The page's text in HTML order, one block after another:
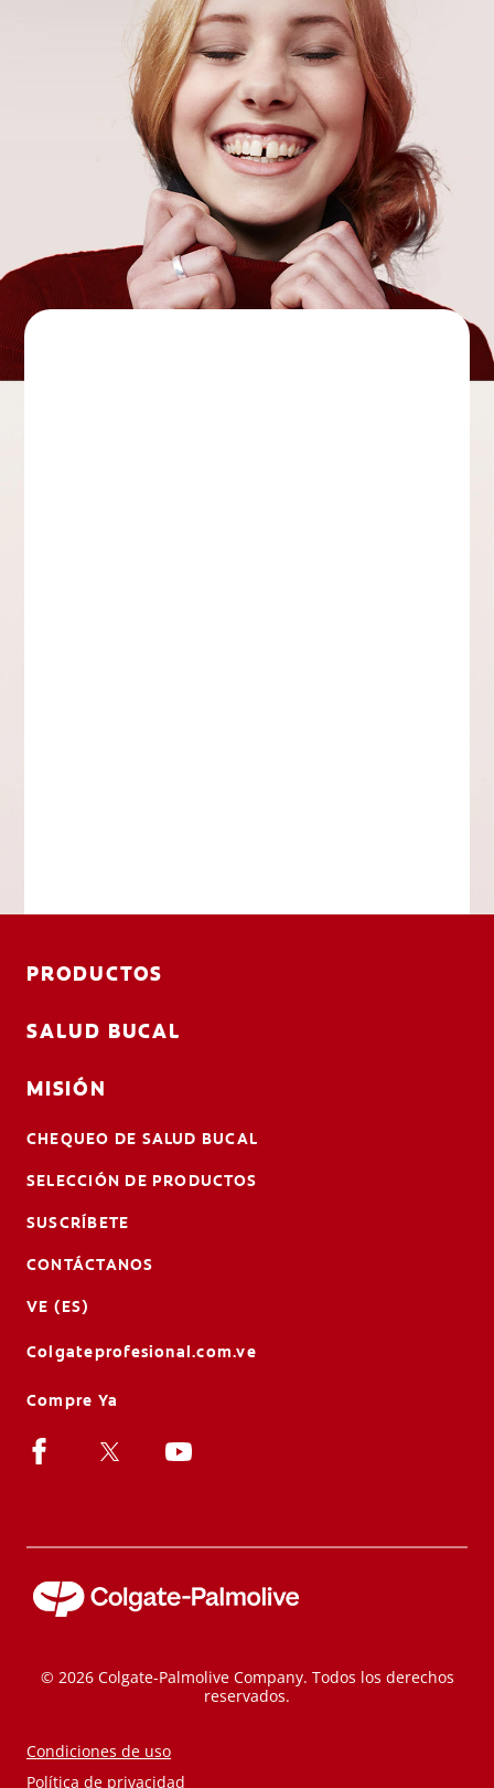
PRODUCTOS
SALUD BUCAL
MISIÓN
CHEQUEO DE SALUD BUCAL
SELECCIÓN DE PRODUCTOS
SUSCRÍBETE
CONTÁCTANOS
VE (ES)
Colgateprofesional.com.ve
Compre Ya
© 2026 Colgate-Palmolive Company. Todos los derechos
reservados.
Condiciones de uso
Política de privacidad